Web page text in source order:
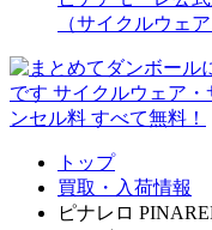
（サイクルウェ
トップ
買取・入荷情報
ピナレロ